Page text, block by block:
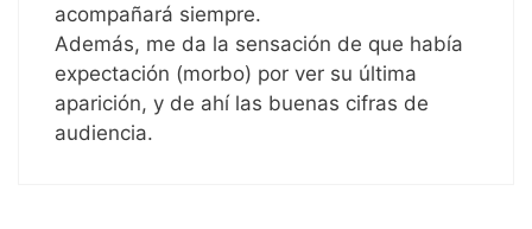
acompañará siempre.
Además, me da la sensación de que había
expectación (morbo) por ver su última
aparición, y de ahí las buenas cifras de
audiencia.